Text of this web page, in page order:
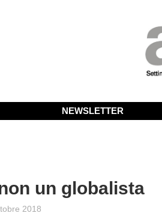
NEWSLETTER
un globalista
2018